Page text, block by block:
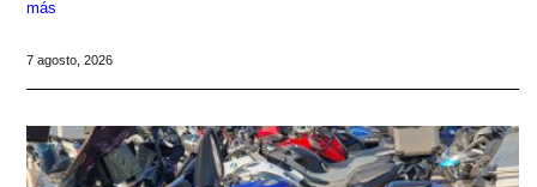
más
7 agosto, 2026